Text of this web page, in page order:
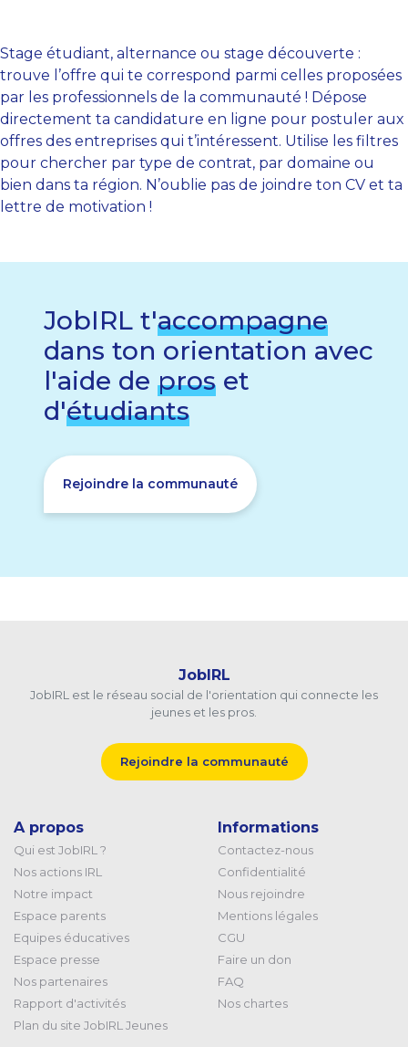
Stage étudiant, alternance ou stage découverte :
trouve l’offre qui te correspond parmi celles proposées
par les professionnels de la communauté ! Dépose
directement ta candidature en ligne pour postuler aux
offres des entreprises qui t’intéressent. Utilise les filtres
pour chercher par type de contrat, par domaine ou
bien dans ta région. N’oublie pas de joindre ton CV et ta
lettre de motivation !
JobIRL t'accompagne
dans ton orientation avec
l'aide de pros et
d'étudiants
Rejoindre la communauté
JobIRL
JobIRL est le réseau social de l'orientation qui connecte les
jeunes et les pros.
Rejoindre la communauté
A propos
Qui est JobIRL ?
Nos actions IRL
Notre impact
Espace parents
Equipes éducatives
Espace presse
Nos partenaires
Rapport d'activités
Plan du site JobIRL Jeunes
Informations
Contactez-nous
Confidentialité
Nous rejoindre
Mentions légales
CGU
Faire un don
FAQ
Nos chartes